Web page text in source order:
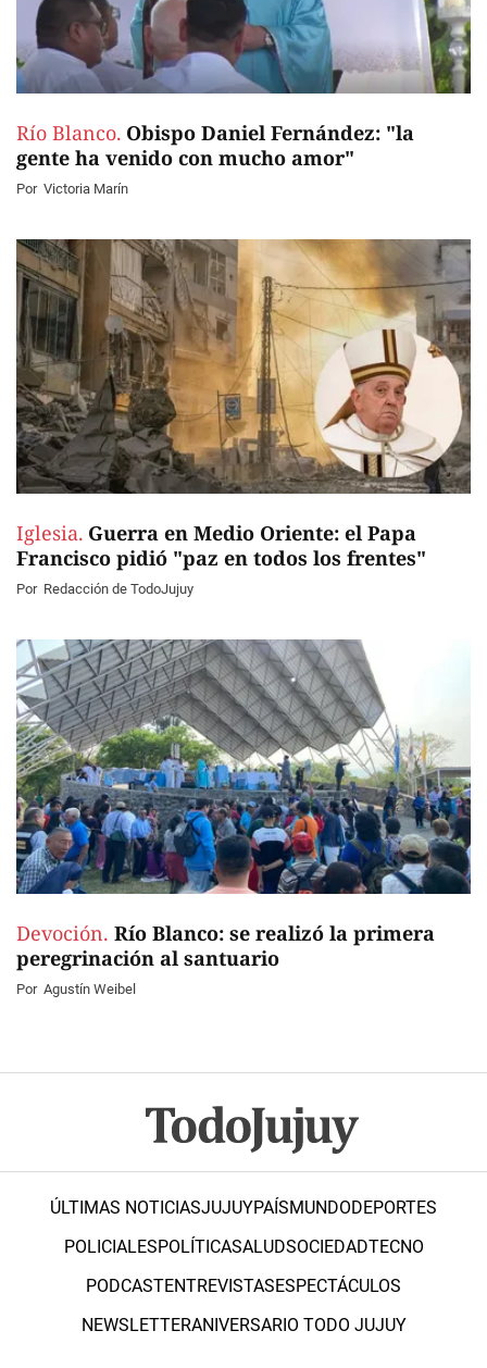
Río Blanco. Obispo Daniel Fernández: "la
gente ha venido con mucho amor"
Por Victoria Marín
Iglesia. Guerra en Medio Oriente: el Papa
Francisco pidió "paz en todos los frentes"
Por Redacción de TodoJujuy
Devoción. Río Blanco: se realizó la primera
peregrinación al santuario
Por Agustín Weibel
ÚLTIMAS NOTICIASJUJUYPAÍSMUNDODEPORTES
POLICIALESPOLÍTICASALUDSOCIEDADTECNO
PODCASTENTREVISTASESPECTÁCULOS
NEWSLETTERANIVERSARIO TODO JUJUY